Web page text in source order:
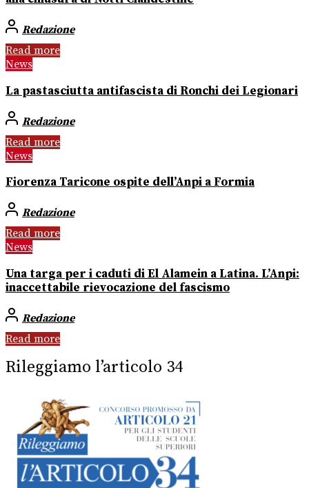
Redazione
Read more
News
La pastasciutta antifascista di Ronchi dei Legionari
Redazione
Read more
News
Fiorenza Taricone ospite dell’Anpi a Formia
Redazione
Read more
News
Una targa per i caduti di El Alamein a Latina. L’Anpi:
inaccettabile rievocazione del fascismo
Redazione
Read more
Rileggiamo l’articolo 34